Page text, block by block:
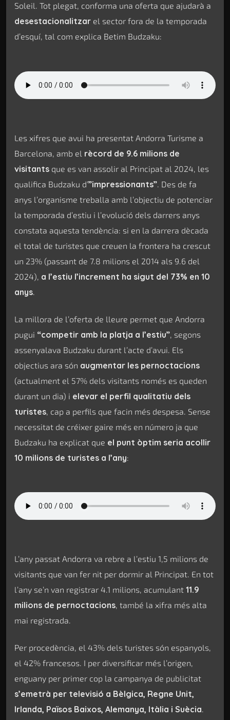
Soleil. Tot plegat, conforma una oferta que ajudarà a
desestacionalitzar el sector fora de la temporada
d’esquí, tal com explica Betim Budzaku:
Les xifres que avui ha presentat Andorra Turisme a
Barcelona, amb el rècord de 9.6 milions de
visitants que es van assolir al Principat al 2024, les
qualifica Budzaku d’”impressionants”. Des de fa
anys l’organisme treballa amb l’objectiu de potenciar
la temporada d’estiu i l’evolució dels darrers anys
constata aquesta tendència: si en la darrera dècada
el total de turistes que creuen la frontera ha crescut
un 23% (passant de 7.8 milions el 2014 als 9.6 del
2024), a l’estiu l’increment ha sigut del 73% en 10
anys.
La millora de l’oferta de lleure permet que Andorra
pugui “competir amb la platja a l’estiu” , segons
assenyalava Budzaku durant l’acte d’avui. Els
objectius ara són augmentar les pernoctacions
(actualment el 57% dels visitants només es queden
durant un dia) i elevar el perfil qualitatiu dels
turistes , cap a perfils que facin més despesa. Sense
necessitat de créixer gaire més en número ja que
Budzaku ha explicat que el punt òptim seria acollir
10 milions de turistes a l’any:
L’any passat Andorra va rebre a l’estiu 1,5 milions de
visitants que van fer nit per dormir al Principat. En tot
l’any se’n van registrar 4.1 milions, acumulant 11.9
milions de pernoctacions, també la xifra més alta
mai registrada.
Per procedència, el 43% dels turistes són espanyols,
el 42% francesos. I per diversificar més l’origen,
enguany per primer cop la campanya de publicitat
s’emetrà per televisió a Bèlgica, Regne Unit,
Irlanda, Països Baixos, Alemanya, Itàlia i Suècia